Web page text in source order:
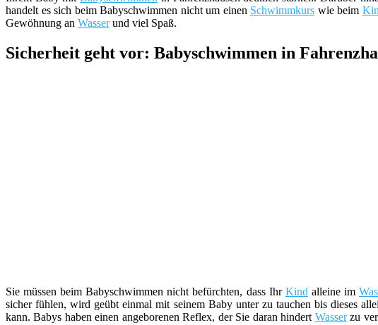
handelt es sich beim Babyschwimmen nicht um einen Schwimmkurs wie beim
Gewöhnung an Wasserund viel Spaß.
Sicherheit geht vor: Babyschwimmen in
Sie müssen beim Babyschwimmen nicht befürchten, dass Ihr Kind alleine im
sicher fühlen, wird geübt einmal mit seinem Baby unter zu tauchen bis dieses
kann. Babys haben einen angeborenen Reflex, der Sie daran hindert Wasserzu